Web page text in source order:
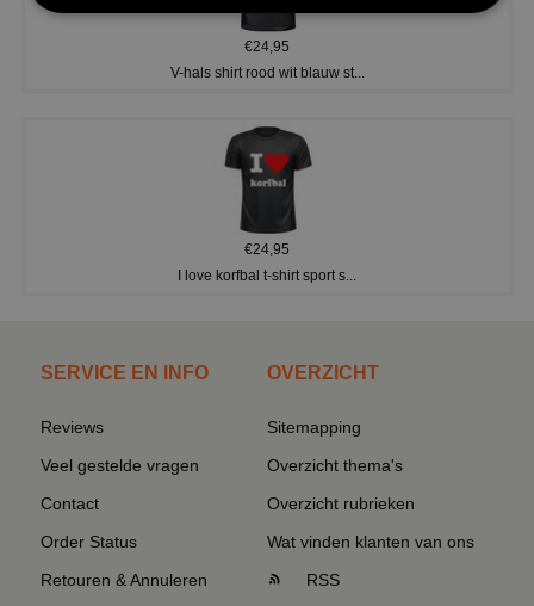
€24,95
V-hals shirt rood wit blauw st...
€24,95
I love korfbal t-shirt sport s...
SERVICE EN INFO
Reviews
Veel gestelde vragen
Contact
Order Status
Retouren & Annuleren
OVERZICHT
Sitemapping
Overzicht thema's
Overzicht rubrieken
Wat vinden klanten van ons
RSS